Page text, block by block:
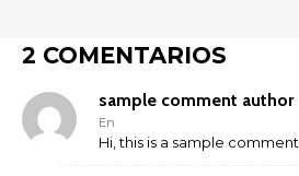
2 COMENTARIOS
sample comment author
En
Hi, this is a sample comment.